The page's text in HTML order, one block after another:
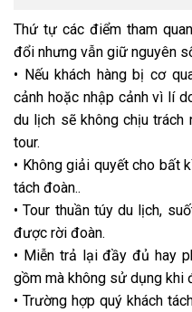
Thứ tự các điểm tham
đổi nhưng vẫn giữ nguyên
• Nếu khách hàng bị cơ
cảnh hoặc nhập cảnh vì lí
du lịch sẽ không chịu trách
tour.
• Không giải quyết cho bất
tách đoàn..
•Tour thuần túy du lịch,
được rời đoàn.
• Miễn trả lại đầy đủ hay
gồm mà không sử dụng khi
• Trường hợp quý khách